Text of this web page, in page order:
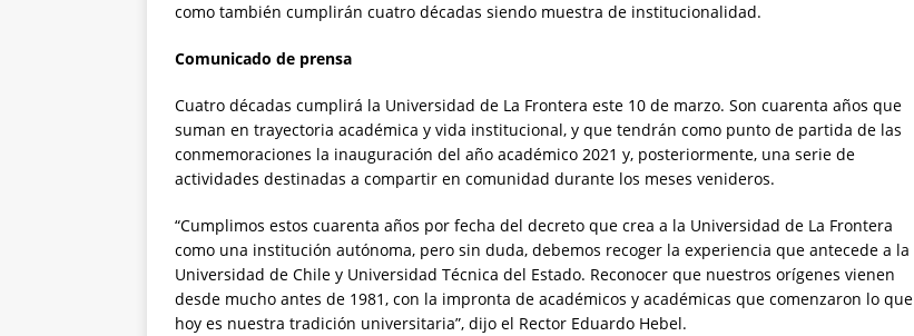
como también cumplirán cuatro décadas siendo muestra de institucionalidad.
Comunicado de prensa
Cuatro décadas cumplirá la Universidad de La Frontera este 10 de marzo. Son cuarenta años que
suman en trayectoria académica y vida institucional, y que tendrán como punto de partida de las
conmemoraciones la inauguración del año académico 2021 y, posteriormente, una serie de
actividades destinadas a compartir en comunidad durante los meses venideros.
“Cumplimos estos cuarenta años por fecha del decreto que crea a la Universidad de La Frontera
como una institución autónoma, pero sin duda, debemos recoger la experiencia que antecede a la
Universidad de Chile y Universidad Técnica del Estado. Reconocer que nuestros orígenes vienen
desde mucho antes de 1981, con la impronta de académicos y académicas que comenzaron lo que
hoy es nuestra tradición universitaria”, dijo el Rector Eduardo Hebel.